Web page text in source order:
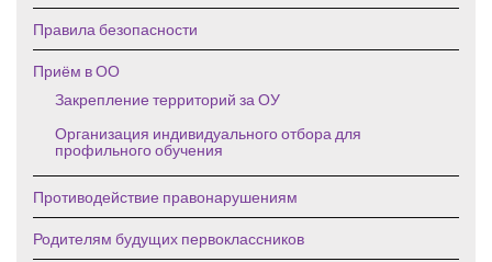
Правила безопасности
Приём в ОО
Закрепление территорий за ОУ
Организация индивидуального отбора для
профильного обучения
Противодействие правонарушениям
Родителям будущих первоклассников